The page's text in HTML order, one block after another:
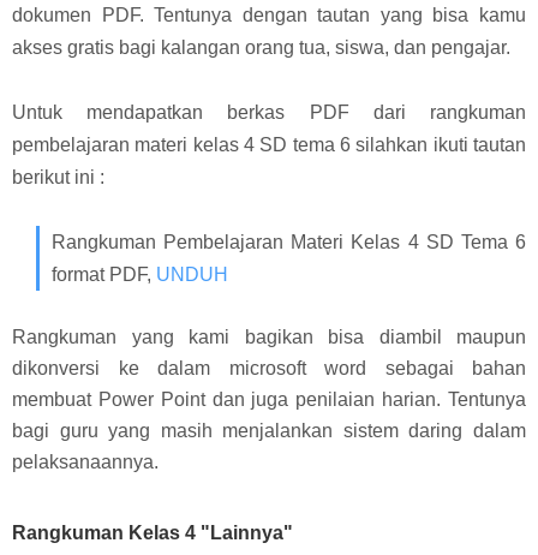
dokumen PDF. Tentunya dengan tautan yang bisa kamu
akses gratis bagi kalangan orang tua, siswa, dan pengajar.
Untuk mendapatkan berkas PDF dari rangkuman
pembelajaran materi kelas 4 SD tema 6 silahkan ikuti tautan
berikut ini :
Rangkuman Pembelajaran Materi Kelas 4 SD Tema 6
format PDF, UNDUH
Rangkuman yang kami bagikan bisa diambil maupun
dikonversi ke dalam microsoft word sebagai bahan
membuat Power Point dan juga penilaian harian. Tentunya
bagi guru yang masih menjalankan sistem daring dalam
pelaksanaannya.
Rangkuman Kelas 4 "Lainnya"